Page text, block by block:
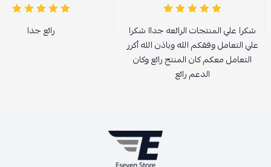
شكرا علي المنتجات الرائعه جداا شكرا
علي التعامل وفقكم الله وباذن الله أكرر
التعامل معكم كان المنتج رائع وكان
الدعم رائع
رائع جدا